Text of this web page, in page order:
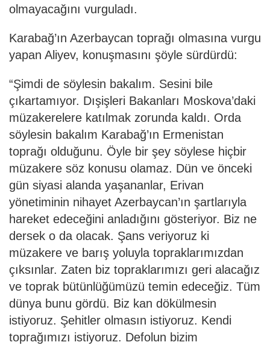
olmayacağını vurguladı.
Karabağ’ın Azerbaycan toprağı olmasına vurgu
yapan Aliyev, konuşmasını şöyle sürdürdü:
“Şimdi de söylesin bakalım. Sesini bile
çıkartamıyor. Dışişleri Bakanları Moskova’daki
müzakerelere katılmak zorunda kaldı. Orda
söylesin bakalım Karabağ’ın Ermenistan
toprağı olduğunu. Öyle bir şey söylese hiçbir
müzakere söz konusu olamaz. Dün ve önceki
gün siyasi alanda yaşananlar, Erivan
yönetiminin nihayet Azerbaycan’ın şartlarıyla
hareket edeceğini anladığını gösteriyor. Biz ne
dersek o da olacak. Şans veriyoruz ki
müzakere ve barış yoluyla topraklarımızdan
çıksınlar. Zaten biz topraklarımızı geri alacağız
ve toprak bütünlüğümüzü temin edeceğiz. Tüm
dünya bunu gördü. Biz kan dökülmesin
istiyoruz. Şehitler olmasın istiyoruz. Kendi
toprağımızı istiyoruz. Defolun bizim